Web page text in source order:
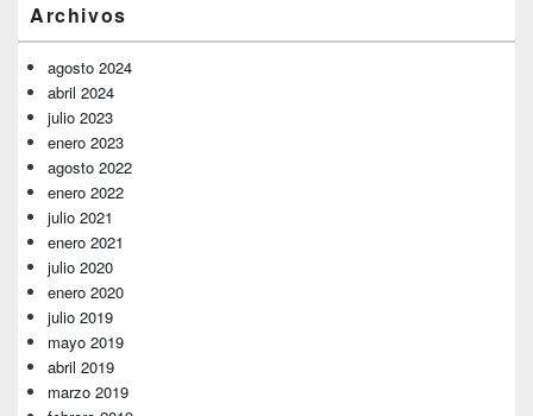
lateral
primaria
Archivos
agosto 2024
abril 2024
julio 2023
enero 2023
agosto 2022
enero 2022
julio 2021
enero 2021
julio 2020
enero 2020
julio 2019
mayo 2019
abril 2019
marzo 2019